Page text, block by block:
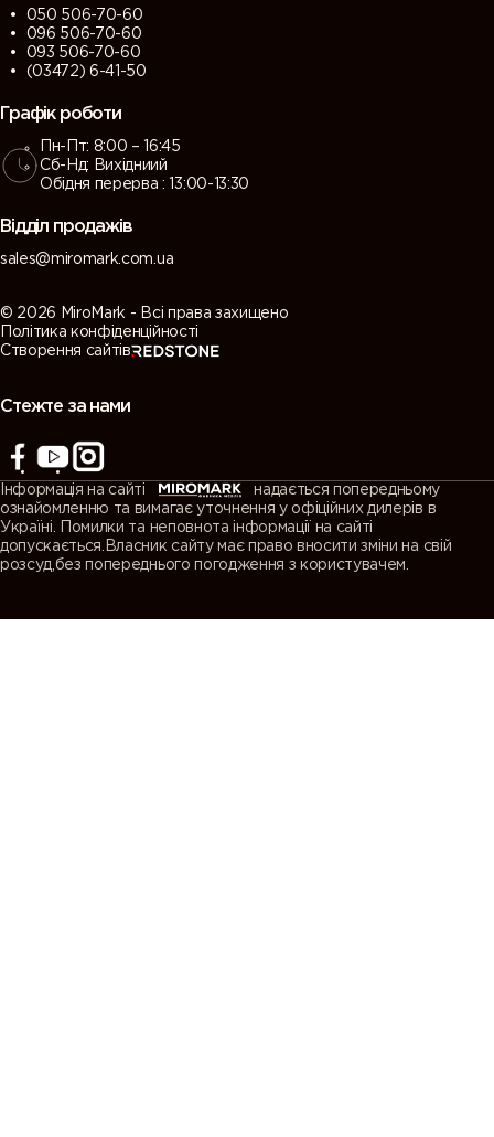
050 506-70-60
096 506-70-60
093 506-70-60
(03472) 6-41-50
Графік роботи
Пн-Пт: 8:00 – 16:45
Сб-Нд: Вихідниий
Обідня перерва : 13:00-13:30
Відділ продажів
sales@miromark.com.ua
© 2026 MiroMark - Всі права захищено
Політика конфіденційності
Створення сайтів
Стежте за нами
Інформація на сайті
надається попередньому
ознайомленню та вимагає уточнення у офіційних дилерів в
Україні. Помилки та неповнота інформації на сайті
допускається.Власник сайту має право вносити зміни на свій
розсуд,без попереднього погодження з користувачем.